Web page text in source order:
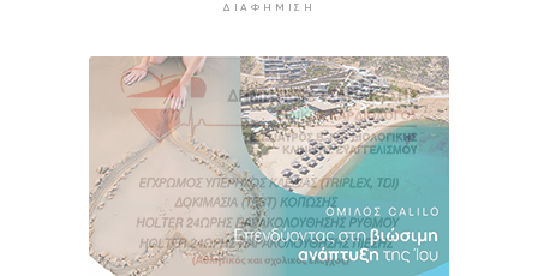
ΔΙΑΦΉΜΙΣΗ